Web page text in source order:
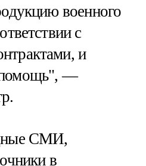
военного
с
и
—
СМИ,
в